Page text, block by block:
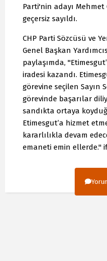
Parti'nin adayı Mehmet
geçersiz sayıldı.
CHP Parti Sözcüsü ve
Genel Başkan
paylaşımda,
iradesi kazandı.
görevine seçilen Sayın
görevinde başarılar
sandıkta ortaya
Etimesgut’a hizmet
kararlılıkla devam
emaneti emin ellerde."